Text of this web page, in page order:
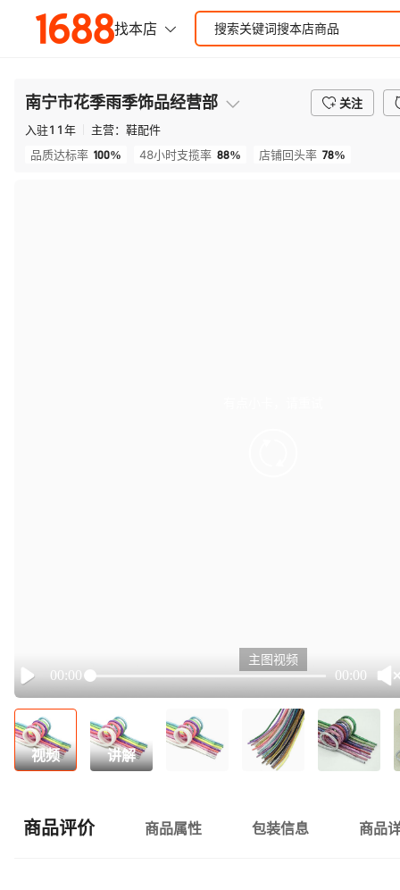
南宁市花季雨季饰品经营部
关注
入驻11年 主营： 鞋配件
品质达标率 100% 48小时支揽率 88% 店铺回头率 78%
Play
00:00 00:00
主图视频
视频 讲解
商品评价 商品属性 包装信息 商品